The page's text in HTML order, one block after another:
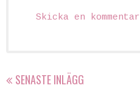
Skicka en kommentar
SENASTE INLÄGG